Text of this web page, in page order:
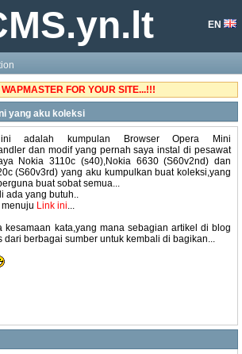
EN
WAPMASTER FOR YOUR SITE...!!!
yang aku koleksi
adalah kumpulan Browser Opera Mini
dan modif yang pernah saya instal di pesawat
Nokia 3110c (s40),Nokia 6630 (S60v2nd) dan
(S60v3rd) yang aku kumpulkan buat koleksi,yang
buat sobat semua...
ada yang butuh..
Link ini...
kesamaan kata,yang mana sebagian artikel di blog
dari berbagai sumber untuk kembali di bagikan...